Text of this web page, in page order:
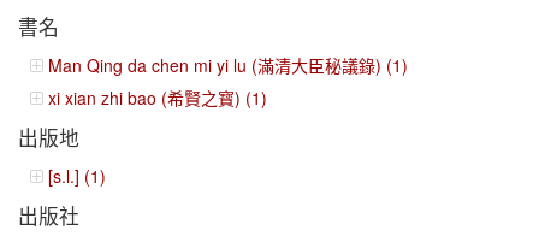
書名
Man Qing da chen mi yi lu (滿清大臣秘議錄) (1)
xi xian zhi bao (希賢之寳) (1)
出版地
[s.l.] (1)
出版社